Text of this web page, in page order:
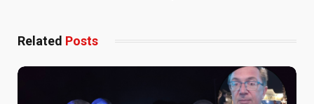
Related Posts